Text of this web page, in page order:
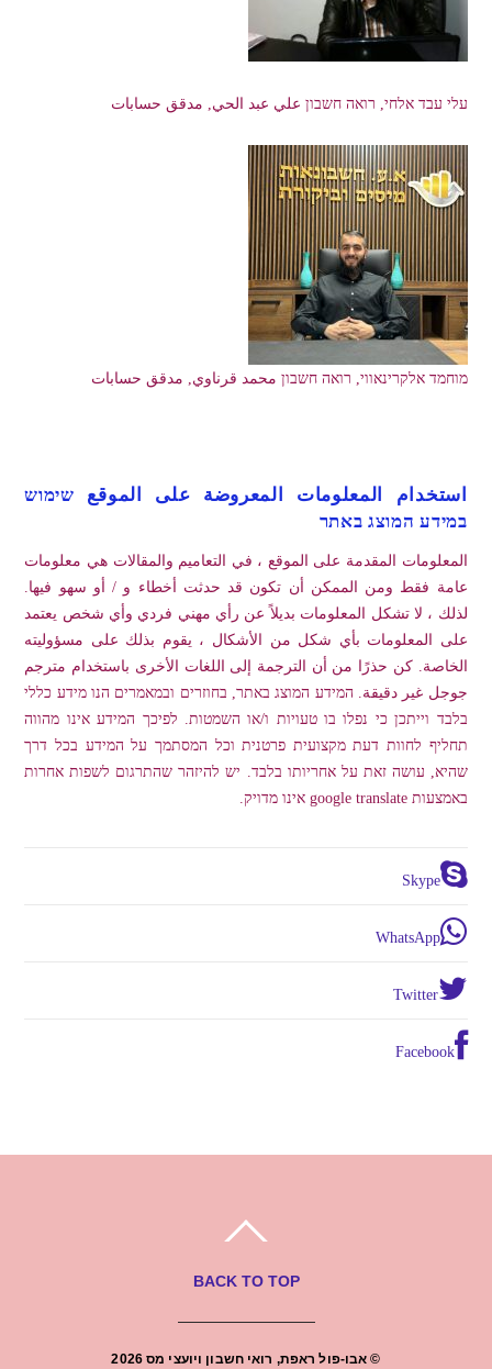
עלי עבד אלחי, רואה חשבון علي عبد الحي, مدقق حسابات
מוחמד אלקרינאווי, רואה חשבון محمد قرناوي, مدقق حسابات
استخدام المعلومات المعروضة على الموقع שימוש
במידע המוצג באתר
المعلومات المقدمة على الموقع ، في التعاميم والمقالات هي معلومات
عامة فقط ومن الممكن أن تكون قد حدثت أخطاء و / أو سهو فيها.
لذلك ، لا تشكل المعلومات بديلاً عن رأي مهني فردي وأي شخص يعتمد
على المعلومات بأي شكل من الأشكال ، يقوم بذلك على مسؤوليته
الخاصة. كن حذرًا من أن الترجمة إلى اللغات الأخرى باستخدام مترجم
جوجل غير دقيقة. המידע המוצג באתר, בחוזרים ובמאמרים הנו מידע כללי
בלבד וייתכן כי נפלו בו טעויות ו/או השמטות. לפיכך המידע אינו מהווה
תחליף לחוות דעת מקצועית פרטנית וכל המסתמך על המידע בכל דרך
שהיא, עושה זאת על אחריותו בלבד. יש להיזהר שהתרגום לשפות אחרות
באמצעות google translate אינו מדויק.
Skype
WhatsApp
Twitter
Facebook
BACK TO TOP
© אבו-פול ראפת, רואי חשבון ויועצי מס2026